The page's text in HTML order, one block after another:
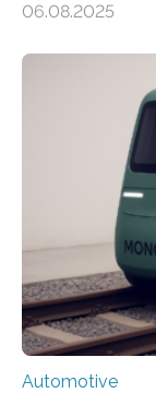
zu 100 kg
logistische
senken und
Luftlogistik zu
Forschung,
660.000 Euro.
06.08.2025
Automotive